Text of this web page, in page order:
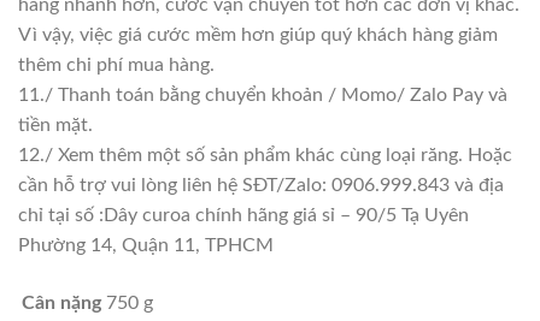
hàng nhanh hơn, cước vận chuyển tốt hơn các đơn vị khác.
Vì vậy, việc giá cước mềm hơn giúp quý khách hàng giảm
thêm chi phí mua hàng.
11./ Thanh toán bằng chuyển khoản / Momo/ Zalo Pay và
tiền mặt.
12./ Xem thêm một số sản phẩm khác cùng loại răng. Hoặc
cần hỗ trợ vui lòng liên hệ SĐT/Zalo: 0906.999.843 và địa
chỉ tại số :Dây curoa chính hãng giá sỉ – 90/5 Tạ Uyên
Phường 14, Quận 11, TPHCM
Cân nặng 750 g